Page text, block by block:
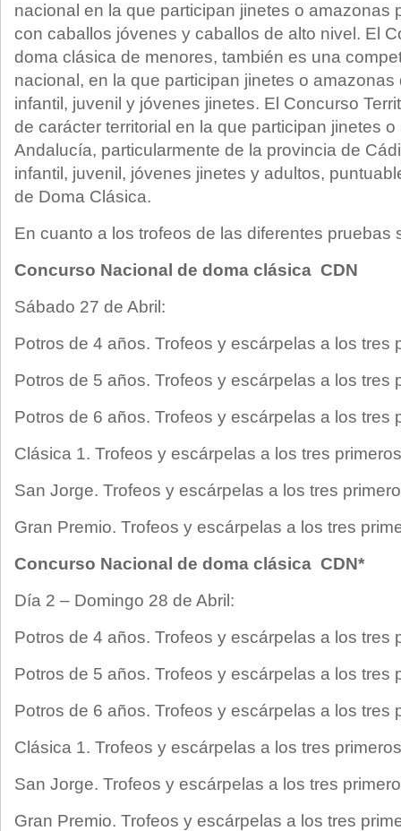
nacional en la que participan jinetes o amazonas
con caballos jóvenes y caballos de alto nivel. El
doma clásica de menores, también es una
nacional, en la que participan jinetes o
infantil, juvenil y jóvenes jinetes. El Concurso
de carácter territorial en la que participan jinetes
Andalucía, particularmente de la provincia de
infantil, juvenil, jóvenes jinetes y adultos,
de Doma Clásica.
En cuanto a los trofeos de las diferentes pruebas
Concurso Nacional de doma clásica CDN
Sábado 27 de Abril:
Potros de 4 años. Trofeos y escárpelas a los tres
Potros de 5 años. Trofeos y escárpelas a los tres
Potros de 6 años. Trofeos y escárpelas a los tres
Clásica 1. Trofeos y escárpelas a los tres
San Jorge. Trofeos y escárpelas a los tres
Gran Premio. Trofeos y escárpelas a los tres
Concurso Nacional de doma clásica CDN*
Día 2 – Domingo 28 de Abril:
Potros de 4 años. Trofeos y escárpelas a los tres
Potros de 5 años. Trofeos y escárpelas a los tres
Potros de 6 años. Trofeos y escárpelas a los tres
Clásica 1. Trofeos y escárpelas a los tres
San Jorge. Trofeos y escárpelas a los tres
Gran Premio. Trofeos y escárpelas a los tres